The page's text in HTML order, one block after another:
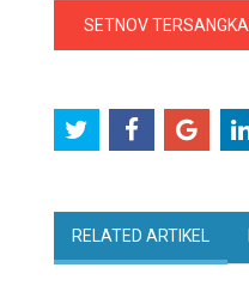
SETNOV TERSANGKA
RELATED ARTIKEL